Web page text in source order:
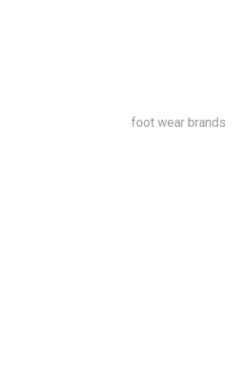
foot wear brands